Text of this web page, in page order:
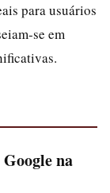
para usuários
se em
na